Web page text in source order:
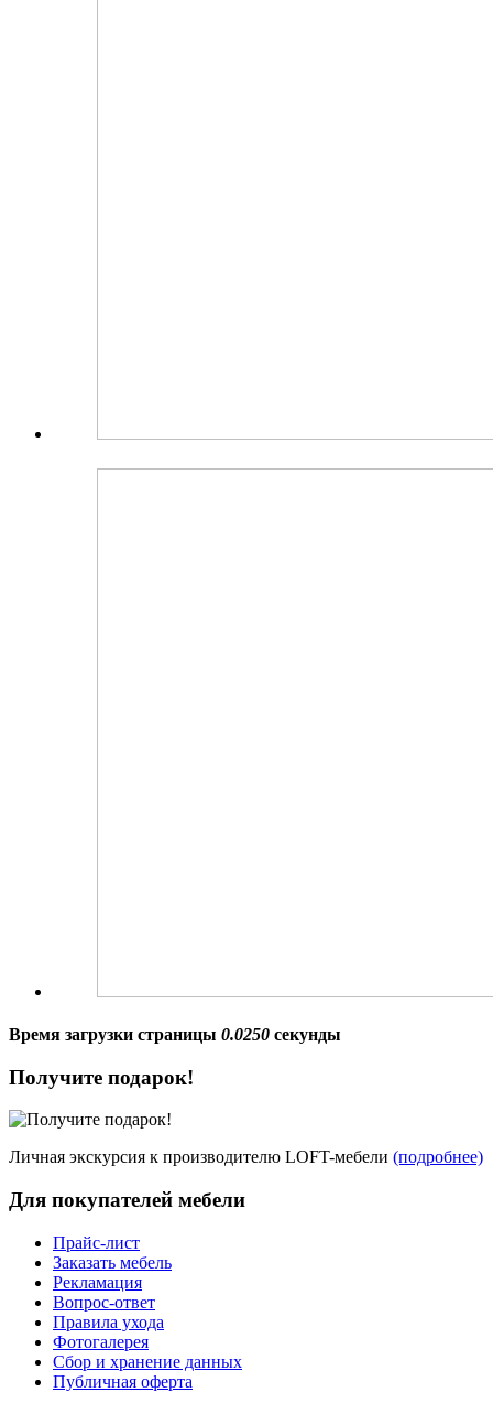
Время загрузки страницы 0.0250 секунды
Получите подарок!
Личная экскурсия к производителю LOFT-мебели (подробнее)
Для покупателей мебели
Прайс-лист
Заказать мебель
Рекламация
Вопрос-ответ
Правила ухода
Фотогалерея
Сбор и хранение данных
Публичная оферта